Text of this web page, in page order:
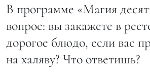
В программе «Магия
вопрос: вы закажете в
дорогое блюдо, если вас
на халяву? Что ответишь?